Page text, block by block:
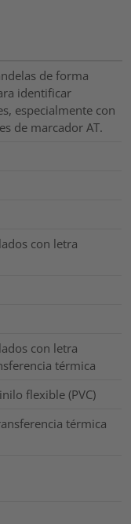
de forma
identificar
especialmente con
de marcador AT.
con letra
con letra
térmica
flexible (PVC)
térmica